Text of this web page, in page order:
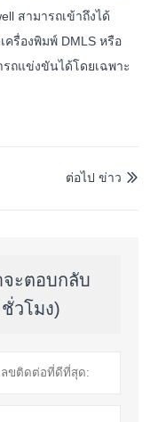
สามารถเข้าถึงได้
ครื่องพิมพ์ DMLS หรือ
รถแข่งขันได้โดยเฉพาะ

ต่อไป ข่าว
จะตอบกลับ
วโมง)